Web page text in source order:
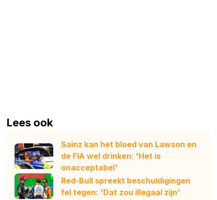
Lees ook
Sainz kan het bloed van Lawson en
de FIA wel drinken: 'Het is
onacceptabel'
Red-Bull spreekt beschuldigingen
fel tegen: 'Dat zou illegaal zijn'